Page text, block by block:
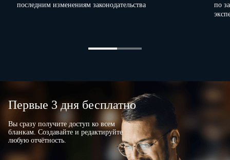
последним изменениям законодательства
по
Первые 3 дня бесплатно
Вы сразу получите доступ ко всем
бланкам. Создавайте и редактируйте
любую отчётность.